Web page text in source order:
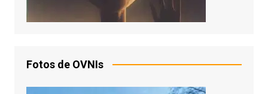
Fotos de OVNIs